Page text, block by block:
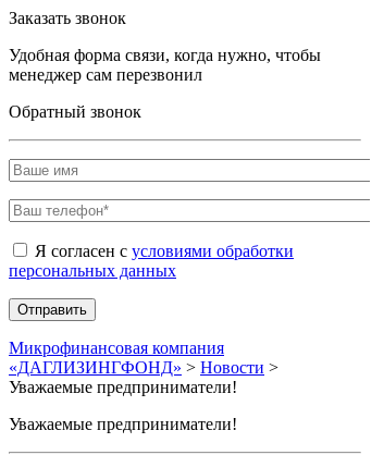
Заказать звонок
Удобная форма связи, когда нужно, чтобы
менеджер сам перезвонил
Обратный звонок
Я согласен с условиями обработки
персональных данных
Микрофинансовая компания
«ДАГЛИЗИНГФОНД» > Новости >
Уважаемые предприниматели!
Уважаемые предприниматели!